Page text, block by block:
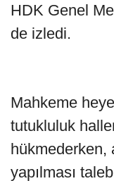
HDK Genel
de izledi.
Mahkeme
tutukluluk
hükmederken,
yapılması